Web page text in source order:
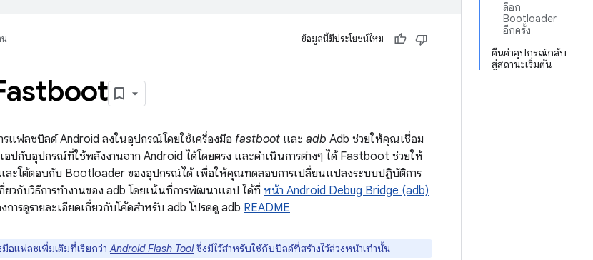
ล็อก
Bootloader
อีกครั้ง
คืนค่าอุปกรณ์กลับ
สู่สถานะเริ่มต้น
น ข้อมูลนี้มีประโยชน์ไหม
รแฟลชบิลด์ Android ลงในอุปกรณ์โดยใช้เครื่องมือ fastboot และ adb Adb ช่วยให้คุณเชื่อม
ปกับอุปกรณ์ที่ใช้พลังงานจาก Android ได้โดยตรง และดำเนินการต่างๆ ได้ Fastboot ช่วยให้
ะโต้ตอบกับ Bootloader ของอุปกรณ์ได้ เพื่อให้คุณทดสอบการเปลี่ยนแปลงระบบปฏิบัติการ
วกับวิธีการทำงานของ adb โดยเน้นที่การพัฒนาแอป ได้ที่ หน้า Android Debug Bridge (adb)
การดูรายละเอียดเกี่ยวกับโค้ดสำหรับ adb โปรดดู adb README
อแฟลชเพิ่มเติมที่เรียกว่าAndroid Flash Toolซึ่งมีไว้สำหรับใช้กับบิลด์ที่สร้างไว้ล่วงหน้าเท่านั้น